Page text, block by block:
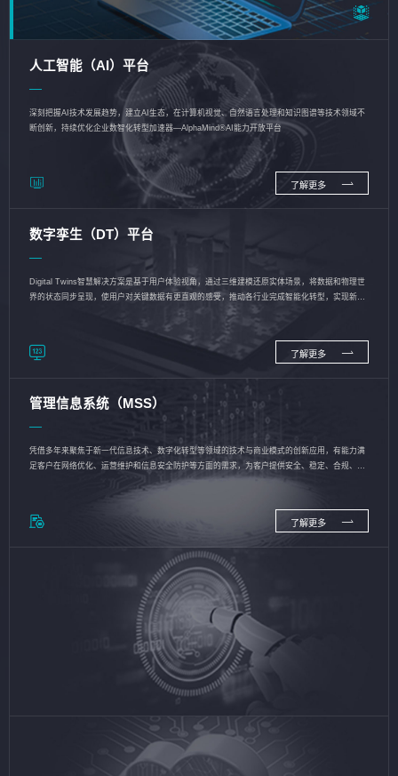
人工智能（AI）平台
深刻把握AI技术发展趋势，建立AI生态，在计算机视觉、自然语言处理和知识图谱等技术领域不
断创新，持续优化企业数智化转型加速器—AlphaMind®AI能力开放平台
了解更多
数字孪生（DT）平台
Digital Twins智慧解决方案是基于用户体验视角，通过三维建模还原实体场景，将数据和物理世
界的状态同步呈现，使用户对关键数据有更直观的感受，推动各行业完成智能化转型，实现新旧
了解更多
管理信息系统（MSS）
凭借多年来聚焦于新一代信息技术、数字化转型等领域的技术与商业模式的创新应用，有能力满
足客户在网络优化、运营维护和信息安全防护等方面的需求，为客户提供安全、稳定、合规、持
了解更多